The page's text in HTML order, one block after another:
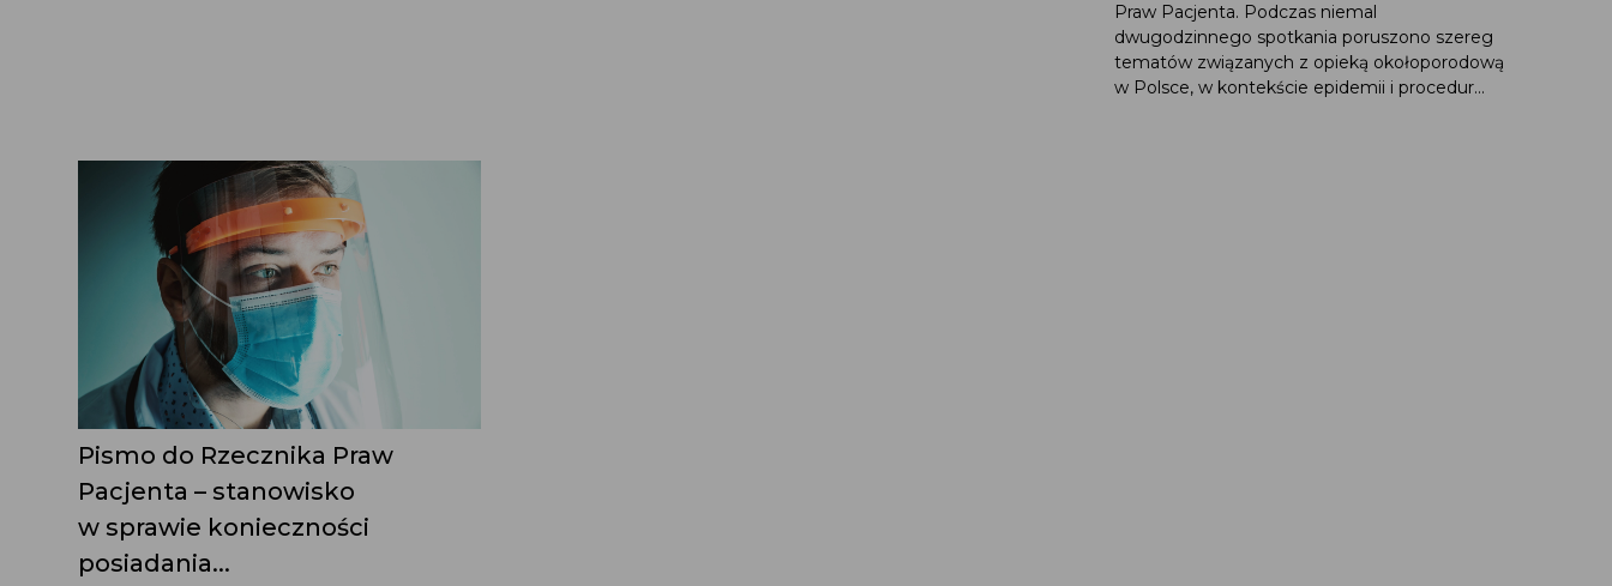
Praw Pacjenta. Podczas niemal
dwugodzinnego spotkania poruszono szereg
tematów związanych z opieką okołoporodową
w Polsce, w kontekście epidemii i procedur...
Pismo do Rzecznika Praw
Pacjenta – stanowisko
w sprawie konieczności
posiadania...